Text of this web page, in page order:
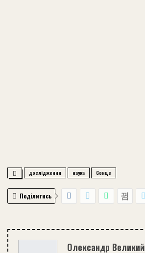
дослідження наука Сонце
Поділитись
Олександр Великий